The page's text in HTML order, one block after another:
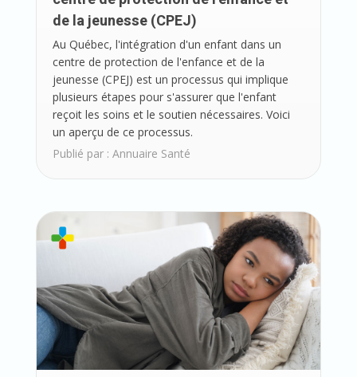
de la jeunesse (CPEJ)
Au Québec, l'intégration d'un enfant dans un
centre de protection de l'enfance et de la
jeunesse (CPEJ) est un processus qui implique
plusieurs étapes pour s'assurer que l'enfant
reçoit les soins et le soutien nécessaires. Voici
un aperçu de ce processus.
Publié par : Annuaire Santé